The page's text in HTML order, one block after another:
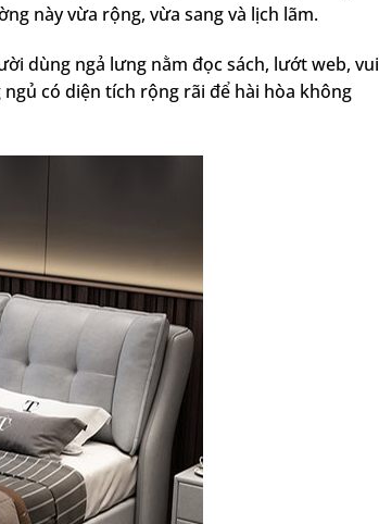
này vừa rộng, vừa sang và lịch lãm.
dùng ngả lưng nằm đọc sách, lướt web, vui
có diện tích rộng rãi để hài hòa không